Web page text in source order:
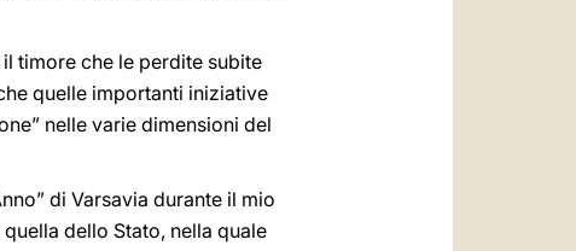
timore che le perdite subite
quelle importanti iniziative
nelle varie dimensioni del
di Varsavia durante il mio
dello Stato, nella quale